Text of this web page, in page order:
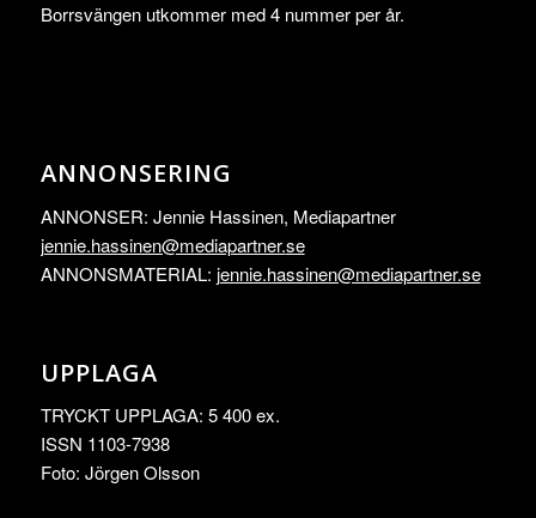
Borrsvängen utkommer med 4 nummer per år.
ANNONSERING
ANNONSER: Jennie Hassinen, Mediapartner
jennie.hassinen@mediapartner.se
ANNONSMATERIAL: jennie.hassinen@mediapartner.se
UPPLAGA
TRYCKT UPPLAGA: 5 400 ex.
ISSN 1103-7938
Foto: Jörgen Olsson